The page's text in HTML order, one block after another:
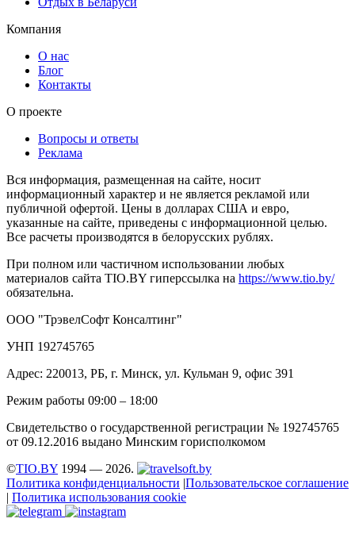
Компания
О нас
Блог
Контакты
О проекте
Вопросы и ответы
Реклама
Вся информация, размещенная на сайте, носит
информационный характер и не является рекламой или
публичной офертой. Цены в долларах США и евро,
указанные на сайте, приведены с информационной целью.
Все расчеты производятся в белорусских рублях.
При полном или частичном использовании любых
материалов сайта TIO.BY гиперссылка на https://www.tio.by/
обязательна.
ООО "ТрэвелСофт Консалтинг"
УНП 192745765
Адрес: 220013, РБ, г. Минск, ул. Кульман 9, офис 391
Режим работы 09:00 – 18:00
Свидетельство о государственной регистрации № 192745765
от 09.12.2016 выдано Минским горисполкомом
©TIO.BY 1994 — 2026.
Политика конфиденциальности |Пользовательское соглашение
| Политика использования cookie